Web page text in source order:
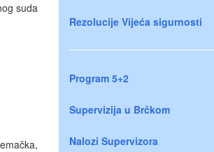
suda
Rezolucije Vijeća sigurnosti
Program 5+2
Supervizija u Brčkom
Nalozi Supervizora